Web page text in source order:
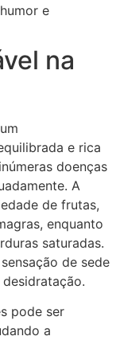
e
na
e rica
doenças
A
de frutas,
enquanto
saturadas.
de sede
pode ser
a